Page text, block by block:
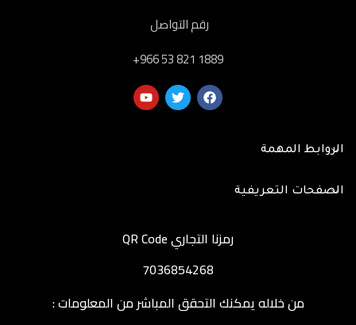
رقم التواصل
‎+966 53 821 1889
الروابط المهمة
الصفحات التعريفية
رمزنا التجاري QR Code
7036854268
من خلاله يمكنك التحقق المباشر من المعلومات :